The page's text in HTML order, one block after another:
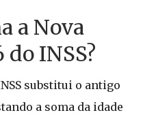
a Nova
INSS?
substitui o antigo
a soma da idade